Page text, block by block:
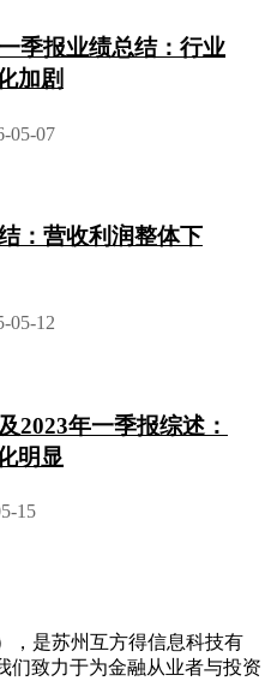
季报业绩总结：行业
加剧
05-07
：营收利润整体下
05-12
2023年一季报综述：
明显
15
，是苏州互方得信息科技有
们致力于为金融从业者与投资